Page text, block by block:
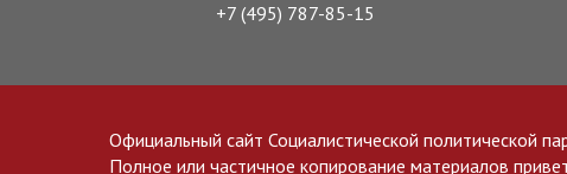
+7 (495) 787-85-15
Официальный сайт Социалистической политической
Полное или частичное копирование материалов